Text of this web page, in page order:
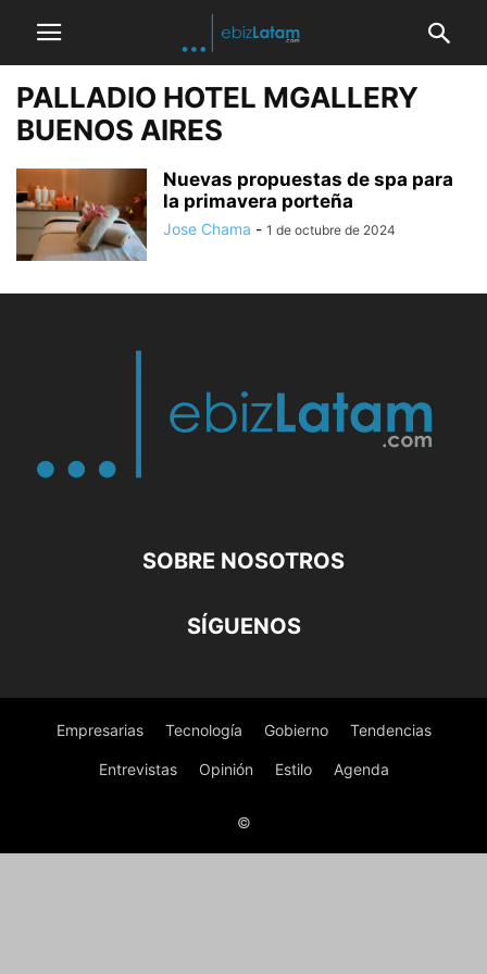
PALLADIO HOTEL MGALLERY
BUENOS AIRES
Nuevas propuestas de spa para
la primavera porteña
Jose Chama - 1 de octubre de 2024
SOBRE NOSOTROS
SÍGUENOS
Empresarias Tecnología Gobierno Tendencias
Entrevistas Opinión Estilo Agenda
©